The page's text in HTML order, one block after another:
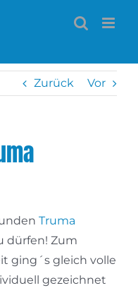
Zurück Vor
Truma
dürfen! Zum
ging´s gleich volle
gezeichnet